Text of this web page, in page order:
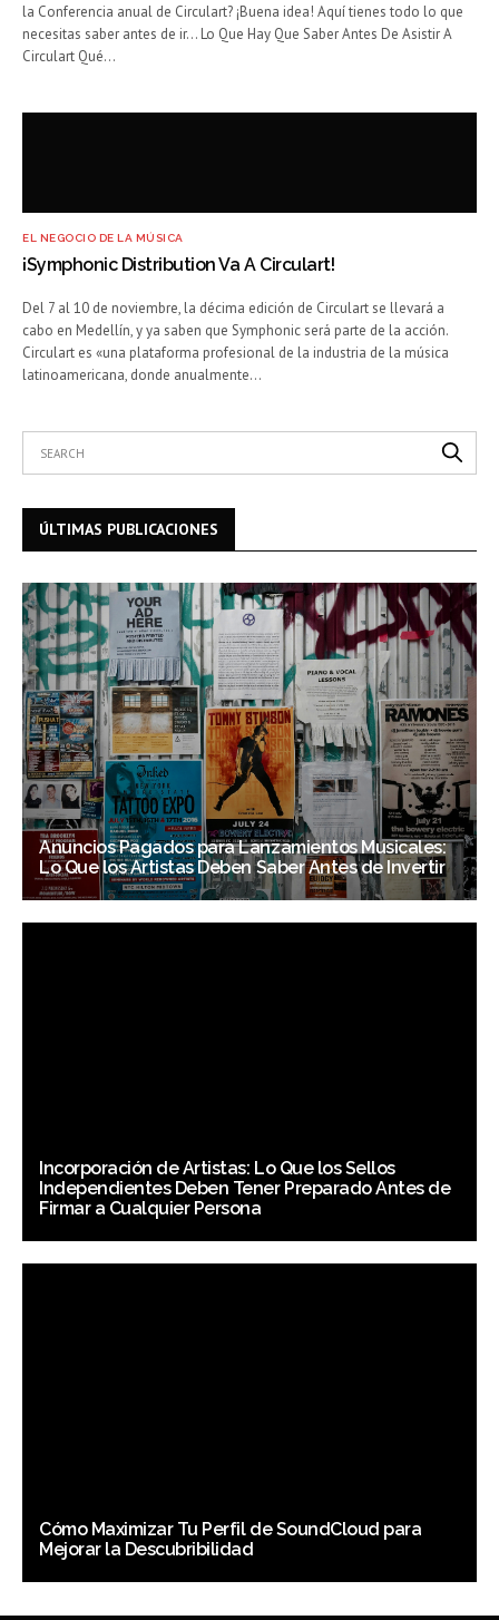
la Conferencia anual de Circulart? ¡Buena idea! Aquí tienes todo lo que
necesitas saber antes de ir… Lo Que Hay Que Saber Antes De Asistir A
Circulart Qué…
EL NEGOCIO DE LA MÚSICA
¡Symphonic Distribution Va A Circulart!
Del 7 al 10 de noviembre, la décima edición de Circulart se llevará a
cabo en Medellín, y ya saben que Symphonic será parte de la acción.
Circulart es «una plataforma profesional de la industria de la música
latinoamericana, donde anualmente…
ÚLTIMAS PUBLICACIONES
Anuncios Pagados para Lanzamientos Musicales:
Lo Que los Artistas Deben Saber Antes de Invertir
Incorporación de Artistas: Lo Que los Sellos
Independientes Deben Tener Preparado Antes de
Firmar a Cualquier Persona
Cómo Maximizar Tu Perfil de SoundCloud para
Mejorar la Descubribilidad